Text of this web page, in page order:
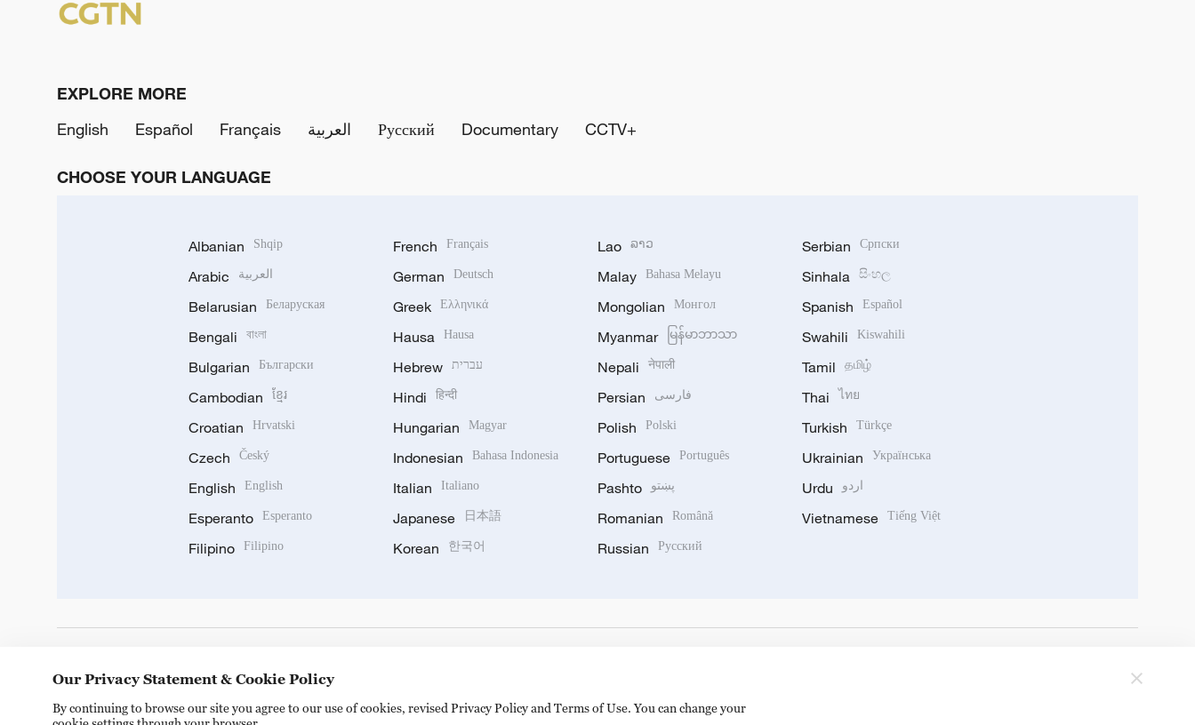
EXPLORE MORE
English
Español Français العربية Русский Documentary CCTV+
CHOOSE YOUR LANGUAGE
Albanian Shqip
Arabic العربية
Belarusian Беларуская
Bengali বাংলা
Bulgarian Български
Cambodian ខ្មែរ
Croatian Hrvatski
Czech Český
English English
Esperanto Esperanto
Filipino Filipino
French Français
German Deutsch
Greek Ελληνικά
Hausa Hausa
Hebrew עברית
Hindi हिन्दी
Hungarian Magyar
Indonesian Bahasa Indonesia
Italian Italiano
Japanese 日本語
Korean 한국어
Lao ລາວ
Malay Bahasa Melayu
Mongolian Монгол
Myanmar မြန်မာဘာသာ
Nepali नेपाली
Persian فارسی
Polish Polski
Portuguese Português
Pashto پښتو
Romanian Română
Russian Русский
Serbian Српски
Sinhala සිංහල
Spanish Español
Swahili Kiswahili
Tamil தமிழ்
Thai ไทย
Turkish Türkçe
Ukrainian Українська
Urdu اردو
Vietnamese Tiếng Việt
Our Privacy Statement & Cookie Policy
By continuing to browse our site you agree to our use of cookies, revised Privacy Policy and Terms of Use. You can change your